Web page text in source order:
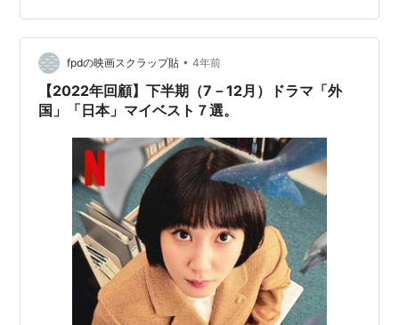
あ、ラストも納得いくようないかないようなでしたけ
ど、けっこう面白く観てしまいました。 彼女、お借りし
ます かわいい大西流星くんが、かわいいレンタル彼女た
ちに振り回されるお話。なんですが、大西流星くん…
fpdの映画スクラップ貼 • 4年前
【2022年回顧】下半期（7－12月）ドラマ「外
国」「日本」マイベスト７選。